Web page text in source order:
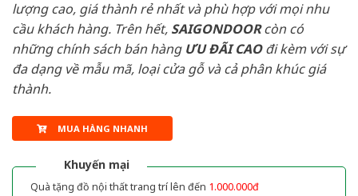
lượng cao, giá thành rẻ nhất và phù hợp với mọi nhu
cầu khách hàng. Trên hết, SAIGONDOORcòn có
những chính sách bán hàng ƯU ĐÃI CAOđi kèm với sự
đa dạng về mẫu mã, loại cửa gỗ và cả phân khúc giá
thành.
MUA HÀNG NHANH
Khuyến mại
Quà tặng đồ nội thất trang trí lên đến 1.000.000đ